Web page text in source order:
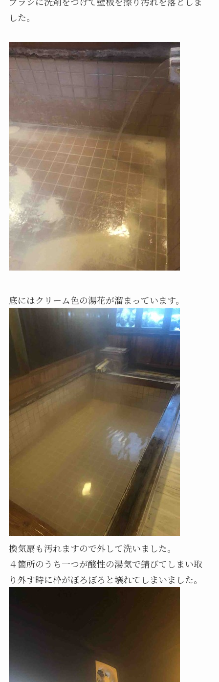
した。
底にはクリーム色の湯花が溜まっています。
換気扇も汚れますので外して洗いました。
４箇所のうち一つが酸性の湯気で錆びてしまい取
り外す時に枠がぼろぼろと壊れてしまいました。